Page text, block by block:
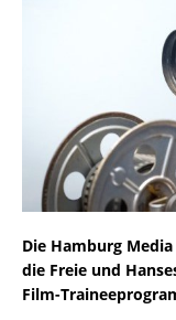
Die Hamburg
die Freie und
Film-